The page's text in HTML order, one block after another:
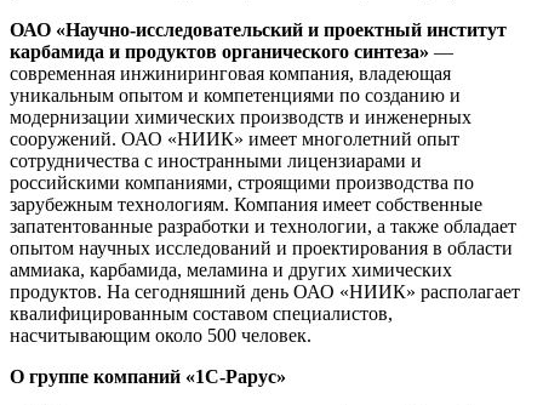
ОАО «Научно-исследовательский и проектный институт
карбамида и продуктов органического синтеза» —
современная инжиниринговая компания, владеющая
уникальным опытом и компетенциями по созданию и
модернизации химических производств и инженерных
сооружений. ОАО «НИИК» имеет многолетний опыт
сотрудничества с иностранными лицензиарами и
российскими компаниями, строящими производства по
зарубежным технологиям. Компания имеет собственные
запатентованные разработки и технологии, а также обладает
опытом научных исследований и проектирования в области
аммиака, карбамида, меламина и других химических
продуктов. На сегодняшний день ОАО «НИИК» располагает
квалифицированным составом специалистов,
насчитывающим около 500 человек.
О группе компаний «1С-Рарус»